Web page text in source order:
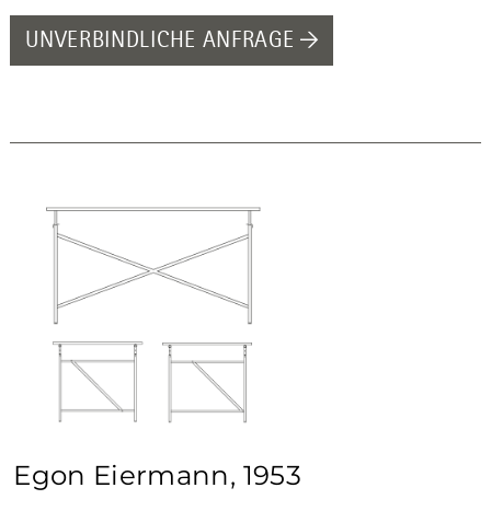
UNVERBINDLICHE ANFRAGE
Egon Eiermann, 1953